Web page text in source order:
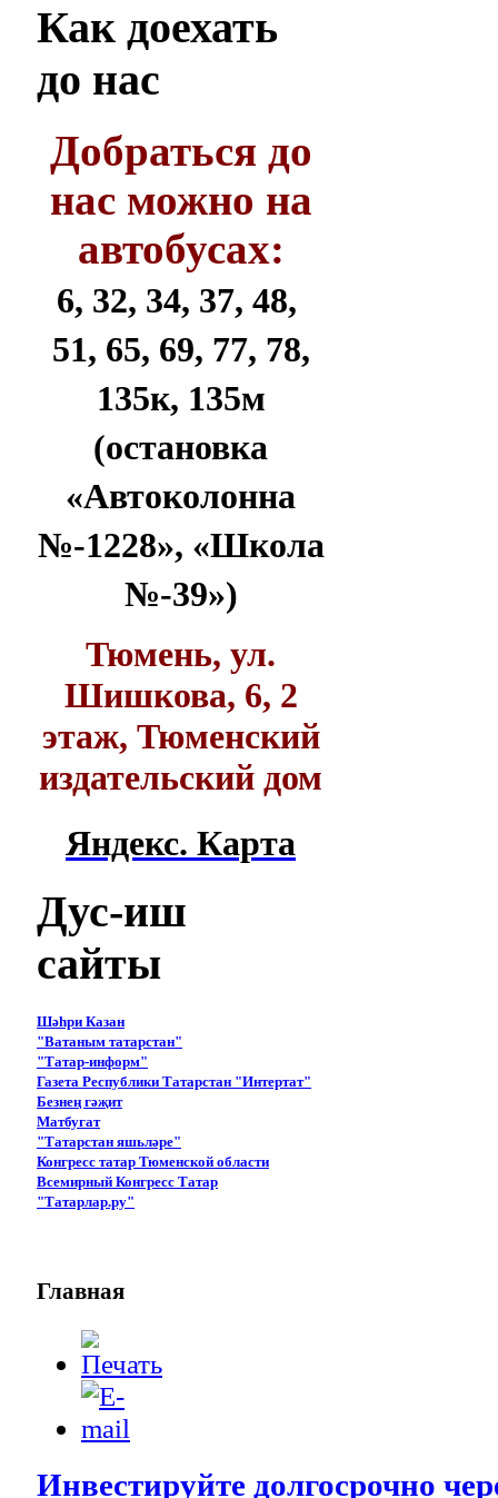
Как доехать
до нас
Добраться до
нас можно на
автобусах:
6, 32, 34, 37, 48,
51, 65, 69, 77, 78,
135к, 135м
(остановка
«Автоколонна
№-1228», «Школа
№-39»)
Тюмень, ул.
Шишкова, 6, 2
этаж, Тюменский
издательский дом
Яндекс. Карта
Дус-иш
сайты
Шәһри Казан
"Ватаным татарстан"
"Татар-информ"
Газета Республики Татарстан "Интертат"
Безнең гәҗит
Матбугат
"Татарстан яшьләре"
Конгресс татар Тюменской области
Всемирный Конгресс Татар
"Татарлар.ру"
Главная
Инвестируйте долгосрочно